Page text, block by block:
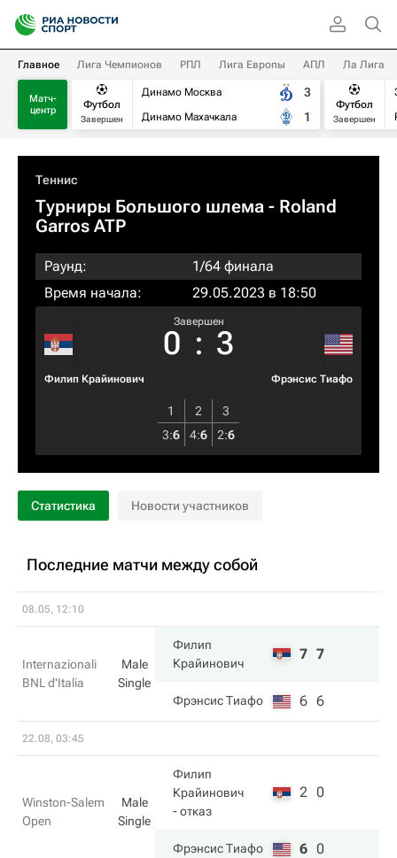
Главное Лига Чемпионов РПЛ Лига Европы АПЛ Ла Лига
Матч-
центр
Футбол
Завершен
Динамо Москва
Динамо Махачкала
3
1
Футбол
Завершен
Теннис
Турниры Большого шлема - Roland
Garros ATP
Раунд:
1/64 финала
Время начала:
29.05.2023 в 18:50
Филип Крайинович
Завершен
0 : 3
Фрэнсис Тиафо
1 2
3
3:6 4:6 2:6
Статистика Новости участников
Последние матчи между собой
08.05, 12:10
Internazionali
BNL d'Italia
Male
Single
Филип
Крайинович
7 7
Фрэнсис Тиафо 6 6
22.08, 03:45
Winston-Salem
Open
Male
Single
Филип
Крайинович
- отказ
2 0
Фрэнсис Тиафо 6 0